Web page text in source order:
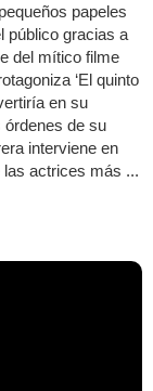
papeles
público gracias a
del mítico filme
‘El quinto
en su
órdenes de su
interviene en
las actrices más ...